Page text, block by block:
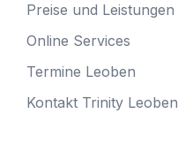
Preise und Leistungen
Online Services
Termine Leoben
Kontakt Trinity Leoben